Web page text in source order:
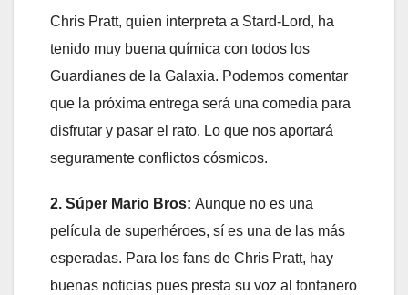
Chris Pratt, quien interpreta a Stard-Lord, ha
tenido muy buena química con todos los
Guardianes de la Galaxia. Podemos comentar
que la próxima entrega será una comedia para
disfrutar y pasar el rato. Lo que nos aportará
seguramente conflictos cósmicos.
2. Súper Mario Bros: Aunque no es una
película de superhéroes, sí es una de las más
esperadas. Para los fans de Chris Pratt, hay
buenas noticias pues presta su voz al fontanero